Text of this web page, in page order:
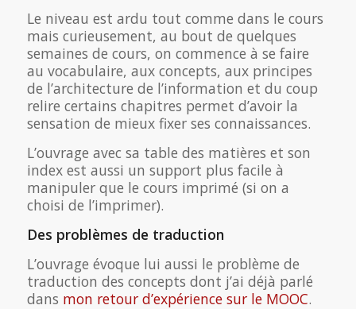
Le niveau est ardu tout comme dans le cours
mais curieusement, au bout de quelques
semaines de cours, on commence à se faire
au vocabulaire, aux concepts, aux principes
de l’architecture de l’information et du coup
relire certains chapitres permet d’avoir la
sensation de mieux fixer ses connaissances.
L’ouvrage avec sa table des matières et son
index est aussi un support plus facile à
manipuler que le cours imprimé (si on a
choisi de l’imprimer).
Des problèmes de traduction
L’ouvrage évoque lui aussi le problème de
traduction des concepts dont j’ai déjà parlé
dans mon retour d’expérience sur le MOOC.